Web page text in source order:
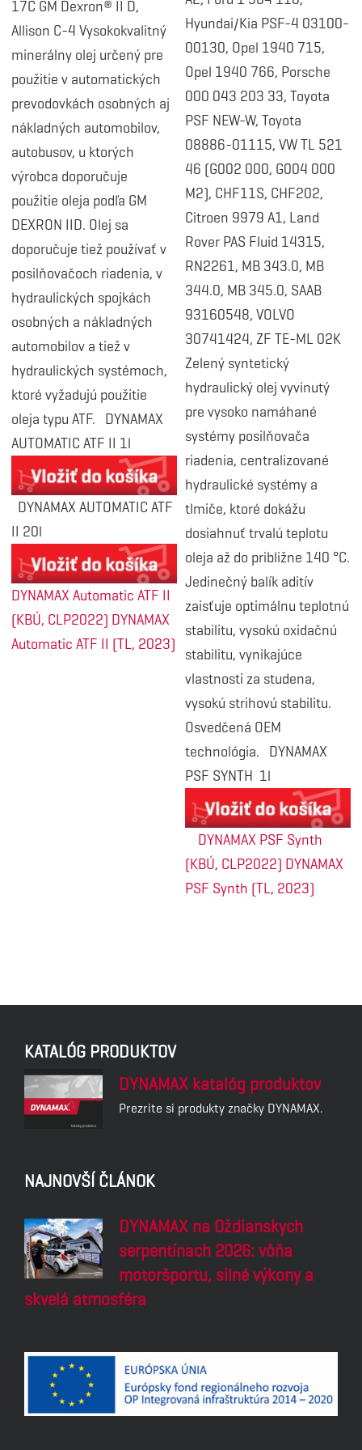
17C GM Dexron® II D,
Allison C-4 Vysokokvalitný
minerálny olej určený pre
použitie v automatických
prevodovkách osobných aj
nákladných automobilov,
autobusov, u ktorých
výrobca doporučuje
použitie oleja podľa GM
DEXRON IID. Olej sa
doporučuje tiež používať v
posilňovačoch riadenia, v
hydraulických spojkách
osobných a nákladných
automobilov a tiež v
hydraulických systémoch,
ktoré vyžadujú použitie
oleja typu ATF. DYNAMAX
AUTOMATIC ATF II 1l
DYNAMAX AUTOMATIC ATF
II 20l
DYNAMAX Automatic ATF II
(KBÚ, CLP2022) DYNAMAX
Automatic ATF II (TL, 2023)
Hyundai/Kia PSF-4 03100-
00130, Opel 1940 715,
Opel 1940 766, Porsche
000 043 203 33, Toyota
PSF NEW-W, Toyota
08886-01115, VW TL 521
46 (G002 000, G004 000
M2), CHF11S, CHF202,
Citroen 9979 A1, Land
Rover PAS Fluid 14315,
RN2261, MB 343.0, MB
344.0, MB 345.0, SAAB
93160548, VOLVO
30741424, ZF TE-ML 02K
Zelený syntetický
hydraulický olej vyvinutý
pre vysoko namáhané
systémy posilňovača
riadenia, centralizované
hydraulické systémy a
tlmiče, ktoré dokážu
dosiahnuť trvalú teplotu
oleja až do približne 140 °C.
Jedinečný balík aditív
zaisťuje optimálnu teplotnú
stabilitu, vysokú oxidačnú
stabilitu, vynikajúce
vlastnosti za studena,
vysokú strihovú stabilitu.
Osvedčená OEM
technológia. DYNAMAX
PSF SYNTH 1l
DYNAMAX PSF Synth
(KBÚ, CLP2022) DYNAMAX
PSF Synth (TL, 2023)
KATALÓG PRODUKTOV
DYNAMAX katalóg produktov
Prezrite si produkty značky DYNAMAX.
NAJNOVŠÍ ČLÁNOK
DYNAMAX na Oždianskych
serpentínach 2026: vôňa
motoršportu, silné výkony a
skvelá atmosféra